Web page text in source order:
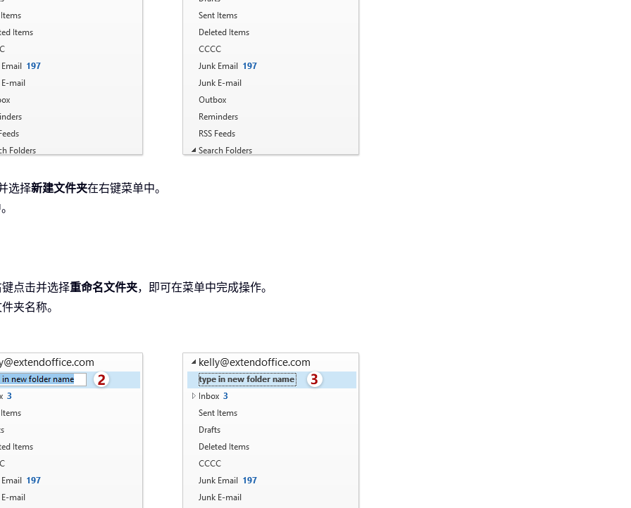
选择新建文件夹在右键菜单中。
点击并选择重命名文件夹，即可在菜单中完成操作。
夹名称。